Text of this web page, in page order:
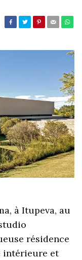
à Itupeva, au
résidence
intérieure et